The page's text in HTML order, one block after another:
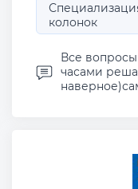
колонок
Все
часами